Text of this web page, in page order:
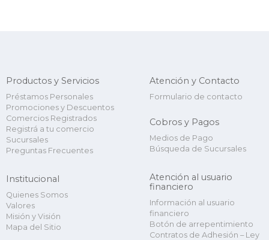
Productos y Servicios
Préstamos Personales
Promociones y Descuentos
Comercios Registrados
Registrá a tu comercio
Sucursales
Preguntas Frecuentes
Institucional
Quienes Somos
Valores
Misión y Visión
Mapa del Sitio
Atención y Contacto
Formulario de contacto
Cobros y Pagos
Medios de Pago
Búsqueda de Sucursales
Atención al usuario
financiero
Información al usuario
financiero
Botón de arrepentimiento
Contratos de Adhesión – Ley